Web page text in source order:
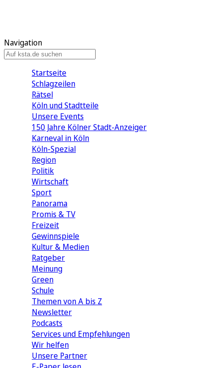
Navigation
Startseite
Schlagzeilen
Rätsel
Köln und Stadtteile
Unsere Events
150 Jahre Kölner Stadt-Anzeiger
Karneval in Köln
Köln-Spezial
Region
Politik
Wirtschaft
Sport
Panorama
Promis & TV
Freizeit
Gewinnspiele
Kultur & Medien
Ratgeber
Meinung
Green
Schule
Themen von A bis Z
Newsletter
Podcasts
Services und Empfehlungen
Wir helfen
Unsere Partner